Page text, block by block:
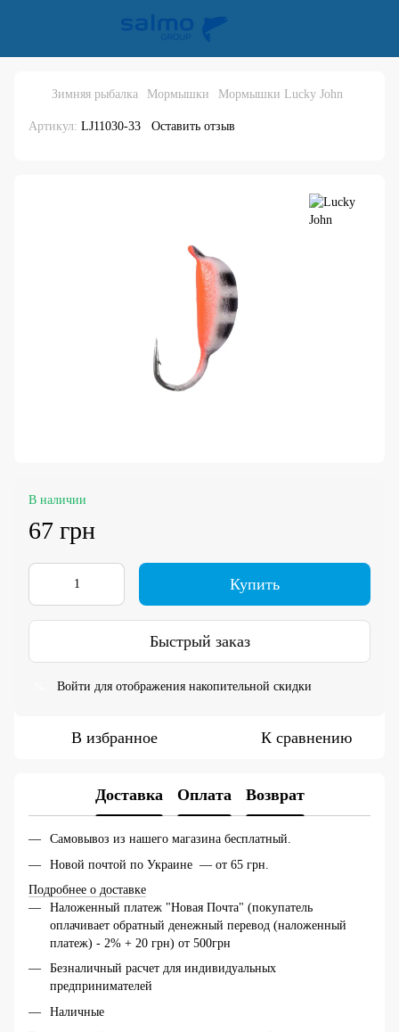
Зимняя рыбалка Мормышки Мормышки Lucky John
Артикул: LJ11030-33 Оставить отзыв
В наличии
67 грн
Купить
Быстрый заказ
Войти для отображения накопительной скидки
В избранное К сравнению
Доставка Оплата Возврат
Самовывоз из нашего магазина бесплатный.
Новой почтой по Украине — от 65 грн.
Подробнее о доставке
Наложенный платеж "Новая Почта" (покупатель
оплачивает обратный денежный перевод (наложенный
платеж) - 2% + 20 грн) от 500грн
Безналичный расчет для индивидуальных
предпринимателей
Наличные